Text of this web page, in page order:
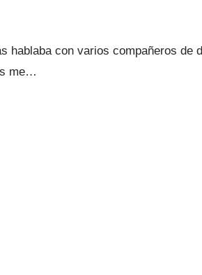
con varios compañeros de
me…